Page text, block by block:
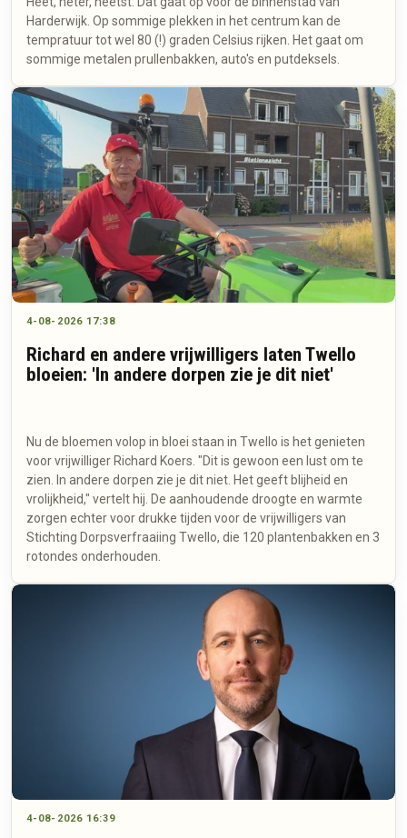
Harderwijk. Op sommige plekken in het centrum kan de
tempratuur tot wel 80 (!) graden Celsius rijken. Het gaat om
sommige metalen prullenbakken, auto's en putdeksels.
4-08-2026 17:38
Richard en andere vrijwilligers laten Twello
bloeien: 'In andere dorpen zie je dit niet'
Nu de bloemen volop in bloei staan in Twello is het genieten
voor vrijwilliger Richard Koers. "Dit is gewoon een lust om te
zien. In andere dorpen zie je dit niet. Het geeft blijheid en
vrolijkheid," vertelt hij. De aanhoudende droogte en warmte
zorgen echter voor drukke tijden voor de vrijwilligers van
Stichting Dorpsverfraaiing Twello, die 120 plantenbakken en 3
rotondes onderhouden.
4-08-2026 16:39